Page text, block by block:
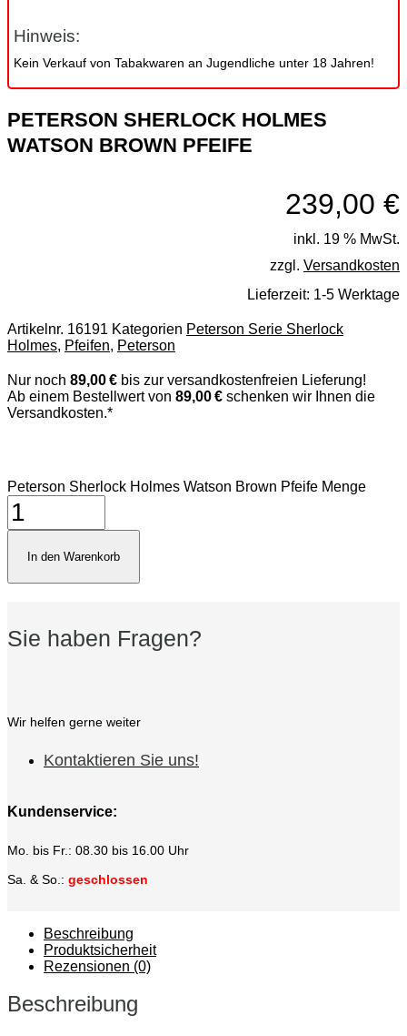
Hinweis:
Kein Verkauf von Tabakwaren an Jugendliche unter 18 Jahren!
PETERSON SHERLOCK HOLMES
WATSON BROWN PFEIFE
239,00 €
inkl. 19 % MwSt.
zzgl. Versandkosten
Lieferzeit: 1-5 Werktage
Artikelnr. 16191 Kategorien Peterson Serie Sherlock
Holmes, Pfeifen, Peterson
Nur noch 89,00 € bis zur versandkostenfreien Lieferung!
Ab einem Bestellwert von 89,00 € schenken wir Ihnen die
Versandkosten.*
Peterson Sherlock Holmes Watson Brown Pfeife Menge
In den Warenkorb
Sie haben Fragen?
Wir helfen gerne weiter
Kontaktieren Sie uns!
Kundenservice:
Mo. bis Fr.: 08.30 bis 16.00 Uhr
Sa. & So.: geschlossen
Beschreibung
Produktsicherheit
Rezensionen (0)
Beschreibung